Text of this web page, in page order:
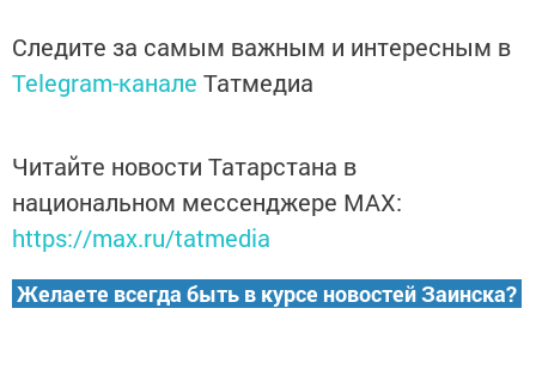
Следите за самым важным и интересным в
Telegram-канале Татмедиа
Читайте новости Татарстана в
национальном мессенджере MАХ:
https://max.ru/tatmedia
Желаете всегда быть в курсе новостей Заинска?